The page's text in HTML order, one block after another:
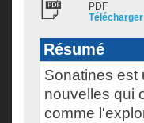
PDF
Résumé
Sonatines est
nouvelles qui
comme